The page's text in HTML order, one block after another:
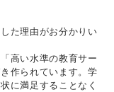
た理由がお分かりい
高い水準の教育サー
作られています。学
に満足することなく